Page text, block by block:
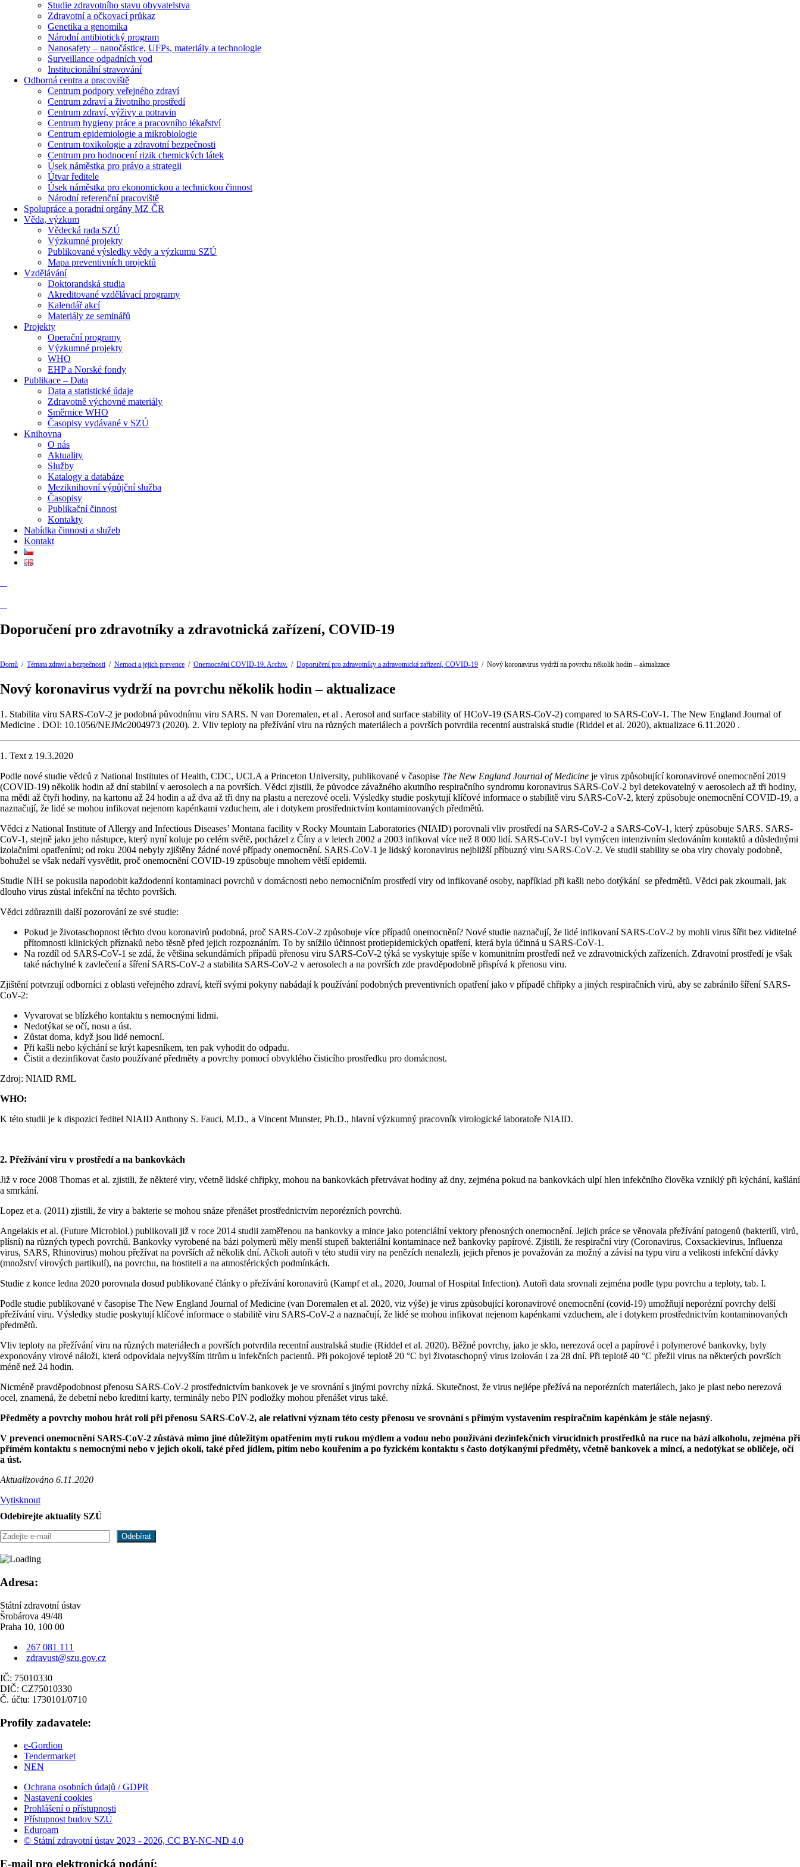
Studie zdravotního stavu obyvatelstva
Zdravotní a očkovací průkaz
Genetika a genomika
Národní antibiotický program
Nanosafety – nanočástice, UFPs, materiály a technologie
Surveillance odpadních vod
Institucionální stravování
Odborná centra a pracoviště
Centrum podpory veřejného zdraví
Centrum zdraví a životního prostředí
Centrum zdraví, výživy a potravin
Centrum hygieny práce a pracovního lékařství
Centrum epidemiologie a mikrobiologie
Centrum toxikologie a zdravotní bezpečnosti
Centrum pro hodnocení rizik chemických látek
Úsek náměstka pro právo a strategii
Útvar ředitele
Úsek náměstka pro ekonomickou a technickou činnost
Národní referenční pracoviště
Spolupráce a poradní orgány MZ ČR
Věda, výzkum
Vědecká rada SZÚ
Výzkumné projekty
Publikované výsledky vědy a výzkumu SZÚ
Mapa preventivních projektů
Vzdělávání
Doktorandská studia
Akreditované vzdělávací programy
Kalendář akcí
Materiály ze seminářů
Projekty
Operační programy
Výzkumné projekty
WHO
EHP a Norské fondy
Publikace – Data
Data a statistické údaje
Zdravotně výchovné materiály
Směrnice WHO
Časopisy vydávané v SZÚ
Knihovna
O nás
Aktuality
Služby
Katalogy a databáze
Meziknihovní výpůjční služba
Časopisy
Publikační činnost
Kontakty
Nabídka činnosti a služeb
Kontakt
Doporučení pro zdravotníky a zdravotnická zařízení, COVID-19
Domů / Témata zdraví a bezpečnosti / Nemoci a jejich prevence / Onemocnění COVID-19. Archiv. / Doporučení pro zdravotníky a zdravotnická zařízení, COVID-19 / Nový koronavirus vydrží na povrchu několik hodin – aktualizace
Nový koronavirus vydrží na povrchu několik hodin – aktualizace
1. Stabilita viru SARS-CoV-2 je podobná původnímu viru SARS. N van Doremalen, et al . Aerosol and surface stability of HCoV-19 (SARS-CoV-2) compared to SARS-CoV-1. The New England Journal of
Medicine . DOI: 10.1056/NEJMc2004973 (2020). 2. Vliv teploty na přežívání viru na různých materiálech a površích potvrdila recentní australská studie (Riddel et al. 2020), aktualizace 6.11.2020 .
1. Text z 19.3.2020
Podle nové studie vědců z National Institutes of Health, CDC, UCLA a Princeton University, publikované v časopise The New England Journal of Medicine je virus způsobující koronavirové onemocnění 2019
(COVID-19) několik hodin až dní stabilní v aerosolech a na površích. Vědci zjistili, že původce závažného akutního respiračního syndromu koronavirus SARS-CoV-2 byl detekovatelný v aerosolech až tři hodiny,
na mědi až čtyři hodiny, na kartonu až 24 hodin a až dva až tři dny na plastu a nerezové oceli. Výsledky studie poskytují klíčové informace o stabilitě viru SARS-CoV-2, který způsobuje onemocnění COVID-19, a
naznačují, že lidé se mohou infikovat nejenom kapénkami vzduchem, ale i dotykem prostřednictvím kontaminovaných předmětů.
Vědci z National Institute of Allergy and Infectious Diseases’ Montana facility v Rocky Mountain Laboratories (NIAID) porovnali vliv prostředí na SARS-CoV-2 a SARS-CoV-1, který způsobuje SARS. SARS-
CoV-1, stejně jako jeho nástupce, který nyní koluje po celém světě, pocházel z Číny a v letech 2002 a 2003 infikoval více než 8 000 lidí. SARS-CoV-1 byl vymýcen intenzivním sledováním kontaktů a důslednými
izolačními opatřeními; od roku 2004 nebyly zjištěny žádné nové případy onemocnění. SARS-CoV-1 je lidský koronavirus nejbližší příbuzný viru SARS-CoV-2. Ve studii stability se oba viry chovaly podobně,
bohužel se však nedaří vysvětlit, proč onemocnění COVID-19 způsobuje mnohem větší epidemii.
Studie NIH se pokusila napodobit každodenní kontaminaci povrchů v domácnosti nebo nemocničním prostředí viry od infikované osoby, například při kašli nebo dotýkání se předmětů. Vědci pak zkoumali, jak
dlouho virus zůstal infekční na těchto površích.
Vědci zdůraznili další pozorování ze své studie:
Pokud je životaschopnost těchto dvou koronavirů podobná, proč SARS-CoV-2 způsobuje více případů onemocnění? Nové studie naznačují, že lidé infikovaní SARS-CoV-2 by mohli virus šířit bez viditelné
přítomnosti klinických příznaků nebo těsně před jejich rozpoznáním. To by snížilo účinnost protiepidemických opatření, která byla účinná u SARS-CoV-1.
Na rozdíl od SARS-CoV-1 se zdá, že většina sekundárních případů přenosu viru SARS-CoV-2 týká se vyskytuje spíše v komunitním prostředí než ve zdravotnických zařízeních. Zdravotní prostředí je však
také náchylné k zavlečení a šíření SARS-CoV-2 a stabilita SARS-CoV-2 v aerosolech a na površích zde pravděpodobně přispívá k přenosu viru.
Zjištění potvrzují odborníci z oblasti veřejného zdraví, kteří svými pokyny nabádají k používání podobných preventivních opatření jako v případě chřipky a jiných respiračních virů, aby se zabránilo šíření SARS-
CoV-2:
Vyvarovat se blízkého kontaktu s nemocnými lidmi.
Nedotýkat se očí, nosu a úst.
Zůstat doma, když jsou lidé nemocní.
Při kašli nebo kýchání se krýt kapesníkem, ten pak vyhodit do odpadu.
Čistit a dezinfikovat často používané předměty a povrchy pomocí obvyklého čisticího prostředku pro domácnost.
Zdroj: NIAID RML
WHO:
K této studii je k dispozici ředitel NIAID Anthony S. Fauci, M.D., a Vincent Munster, Ph.D., hlavní výzkumný pracovník virologické laboratoře NIAID.
2. Přežívání viru v prostředía na bankovkách
Již v roce 2008 Thomas et al. zjistili, že některé viry, včetně lidské chřipky, mohou na bankovkách přetrvávat hodiny až dny, zejména pokud na bankovkách ulpí hlen infekčního člověka vzniklý při kýchání, kašlání
a smrkání.
Lopez et a. (2011) zjistili, že viry a bakterie se mohou snáze přenášet prostřednictvím neporézních povrchů.
Angelakis et al. (Future Microbiol.) publikovali již v roce 2014 studii zaměřenou na bankovky a mince jako potenciální vektory přenosných onemocnění. Jejich práce se věnovala přežívání patogenů (bakteriíí, virů,
plísní) na různých typech povrchů. Bankovky vyrobené na bázi polymerů měly menší stupeň bakteriální kontaminace než bankovky papírové. Zjistili, že respirační viry (Coronavirus, Coxsackievirus, Influenza
virus, SARS, Rhinovirus) mohou přežívat na površích až několik dní. Ačkoli autoři v této studii viry na penězích nenalezli, jejich přenos je považován za možný a závisí na typu viru a velikosti infekční dávky
(množství virových partikulí), na povrchu, na hostiteli a na atmosférických podmínkách.
Studie z konce ledna 2020 porovnala dosud publikované články o přežívání koronavirů (Kampf et al., 2020, Journal of Hospital Infection). Autoři data srovnali zejména podle typu povrchu a teploty, tab. I.
Podle studie publikované v časopise The New England Journal of Medicine (van Doremalen et al. 2020, viz výše) je virus způsobující koronavirové onemocnění (covid-19) umožňují neporézní povrchy delší
přežívání viru. Výsledky studie poskytují klíčové informace o stabilitě viru SARS-CoV-2 a naznačují, že lidé se mohou infikovat nejenom kapénkami vzduchem, ale i dotykem prostřednictvím kontaminovaných
předmětů.
Vliv teploty na přežívání viru na různých materiálech a površích potvrdila recentní australská studie (Riddel et al. 2020). Běžné povrchy, jako je sklo, nerezová ocel a papírové i polymerové bankovky, byly
exponovány virové náloži, která odpovídala nejvyšším titrům u infekčních pacientů. Při pokojové teplotě 20 °C byl životaschopný virus izolován i za 28 dní. Při teplotě 40 °C přežil virus na některých površích
méně než 24 hodin.
Nicméně pravděpodobnost přenosu SARS-CoV-2 prostřednictvím bankovek je ve srovnání s jinými povrchy nízká. Skutečnost, že virus nejlépe přežívá na neporézních materiálech, jako je plast nebo nerezová
ocel, znamená, že debetní nebo kreditní karty, terminály nebo PIN podložky mohou přenášet virus také.
Předměty a povrchy mohou hrát roli při přenosu SARS-CoV-2, ale relativní význam této cesty přenosu ve srovnání s přímým vystavením respiračním kapénkám je stále nejasný.
V prevenci onemocnění SARS-CoV-2 zůstává mimo jiné důležitým opatřením mytí rukou mýdlem a vodou nebo používání dezinfekčních virucidních prostředků na ruce na bázi alkoholu, zejména při
přímém kontaktu s nemocnými nebo v jejich okolí, také před jídlem, pitím nebo kouřením a po fyzickém kontaktu s často dotýkanými předměty, včetně bankovek a mincí, a nedotýkat se obličeje, očí
a úst.
Aktualizováno 6.11.2020
Vytisknout
Odebírejte aktuality SZÚ
Adresa:
Státní zdravotní ústav
Šrobárova 49/48
Praha 10, 100 00
267 081 111
zdravust@szu.gov.cz
IČ: 75010330
DIČ: CZ75010330
Č. účtu: 1730101/0710
Profily zadavatele:
e-Gordion
Tendermarket
NEN
Ochrana osobních údajů / GDPR
Nastavení cookies
Prohlášení o přístupnosti
Přístupnost budov SZÚ
Eduroam
© Státní zdravotní ústav 2023 - 2026, CC BY-NC-ND 4.0
E-mail pro elektronická podání: